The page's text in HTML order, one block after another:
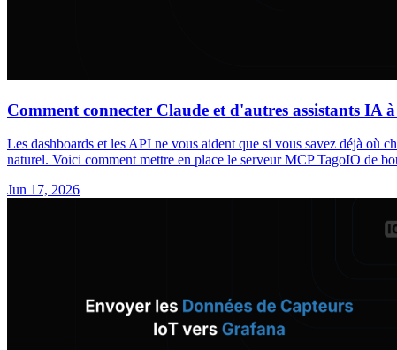
Comment connecter Claude et d'autres assistants IA
Les dashboards et les API ne vous aident que si vous savez déjà où
naturel. Voici comment mettre en place le serveur MCP TagoIO de
Jun 17, 2026